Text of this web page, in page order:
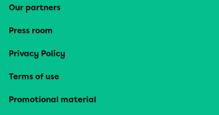
Our partners
Press room
Privacy Policy
Terms of use
Promotional material